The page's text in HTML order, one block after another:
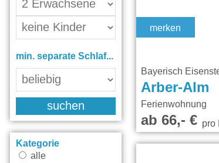
min. separate Schlafräume:
suchen
Kategorie
alle
merken
Bayerisch
Arber-Alm
Ferienwohnung
ab 66,- € pro